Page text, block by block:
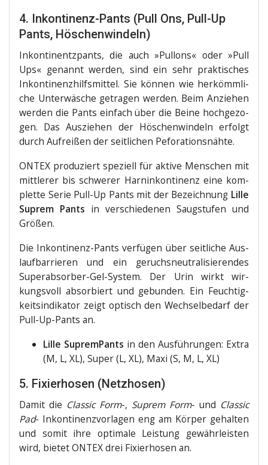
4. Inkontinenz-Pants (Pull Ons, Pull-Up
Pants, Höschenwindeln)
Inkon­ti­n­ent­z­pants, die auch »Pullons« oder »Pull
Ups« genannt wer­den, sind ein sehr prak­ti­sches
Inkon­ti­nenz­hilfs­mit­tel. Sie kön­nen wie her­kömm­li­
che Unter­wä­sche getra­gen wer­den. Beim Anzie­hen
wer­den die Pants ein­fach über die Bei­ne hoch­ge­zo­
gen. Das Aus­zie­hen der Hös­chen­win­deln erfolgt
durch Auf­rei­ßen der seit­li­chen Peforationsnähte.
ONTEX pro­du­ziert spe­zi­ell für akti­ve Men­schen mit
mitt­le­rer bis schwe­rer Harn­in­kon­ti­nenz eine kom­
plet­te Serie Pull-Up Pants mit der Bezeich­nung Lil­le
Sup­rem Pants in ver­schie­de­nen Saug­stu­fen und
Größen.
Die Inkon­ti­nenz-Pants ver­fü­gen über seit­li­che Aus­
lauf­bar­rie­ren und ein geruchs­neu­tra­li­sie­ren­des
Super­ab­sor­ber-Gel-Sys­tem. Der Urin wirkt wir­
kungs­voll absor­biert und gebun­den. Ein Feuch­tig­
keits­in­di­ka­tor zeigt optisch den Wech­sel­be­darf der
Pull-Up-Pants an.
Lil­le Suprem­Pants in den Aus­füh­run­gen: Extra
(M, L, XL), Super (L, XL), Maxi (S, M, L, XL)
5. Fixierhosen (Netzhosen)
Damit die Clas­sic Form-, Sup­rem Form- und Clas­sic
Pad- Inkon­ti­nenz­vor­la­gen eng am Kör­per gehal­ten
und somit ihre opti­ma­le Leis­tung gewähr­leis­ten
wird, bie­tet ONTEX drei Fixier­ho­sen an.